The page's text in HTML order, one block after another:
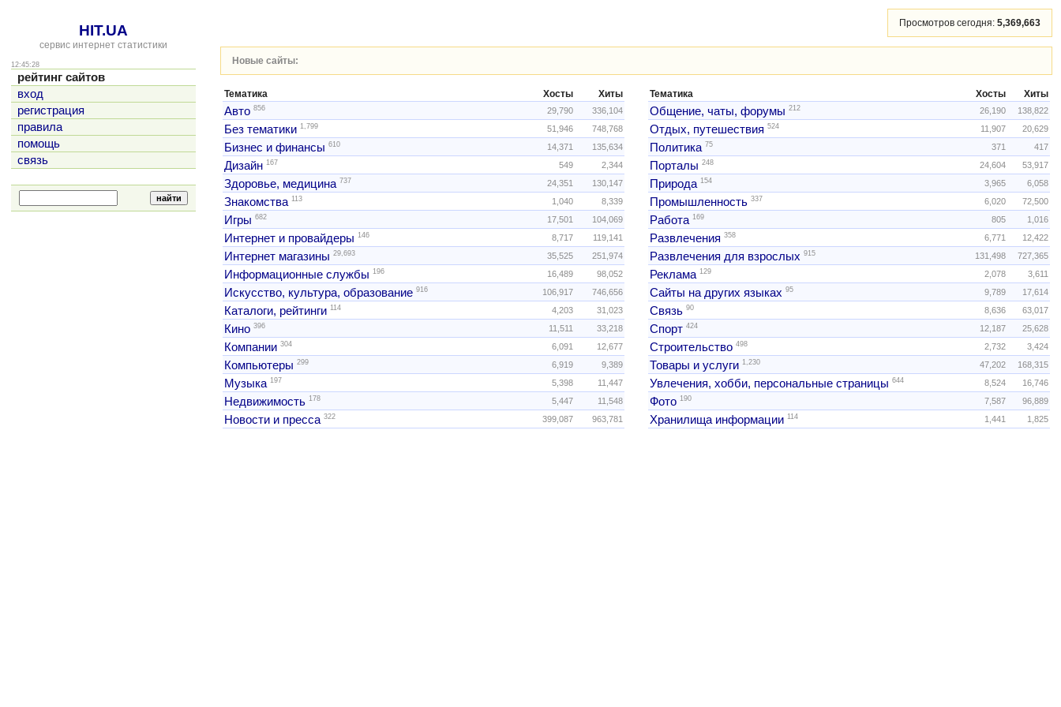
HIT.UA
сервис интернет статистики
12:45:28
рейтинг сайтов
вход
регистрация
правила
помощь
связь
Просмотров сегодня: 5,369,663
Новые сайты:
Тематика Хосты Хиты
Авто 856 29,790 336,104
Без тематики 1,799 51,946 748,768
Бизнес и финансы 610 14,371 135,634
Дизайн 167 549 2,344
Здоровье, медицина 737 24,351 130,147
Знакомства 113 1,040 8,339
Игры 682 17,501 104,069
Интернет и провайдеры 146 8,717 119,141
Интернет магазины 29,693 35,525 251,974
Информационные службы 196 16,489 98,052
Искусство, культура, образование 916 106,917 746,656
Каталоги, рейтинги 114 4,203 31,023
Кино 396 11,511 33,218
Компании 304 6,091 12,677
Компьютеры 299 6,919 9,389
Музыка 197 5,398 11,447
Недвижимость 178 5,447 11,548
Новости и пресса 322 399,087 963,781
Тематика Хосты Хиты
Общение, чаты, форумы 212 26,190 138,822
Отдых, путешествия 524 11,907 20,629
Политика 75 371 417
Порталы 248 24,604 53,917
Природа 154 3,965 6,058
Промышленность 337 6,020 72,500
Работа 169 805 1,016
Развлечения 358 6,771 12,422
Развлечения для взрослых 915 131,498 727,365
Реклама 129 2,078 3,611
Сайты на других языках 95 9,789 17,614
Связь 90 8,636 63,017
Спорт 424 12,187 25,628
Строительство 498 2,732 3,424
Товары и услуги 1,230 47,202 168,315
Увлечения, хобби, персональные страницы 644 8,524 16,746
Фото 190 7,587 96,889
Хранилища информации 114 1,441 1,825